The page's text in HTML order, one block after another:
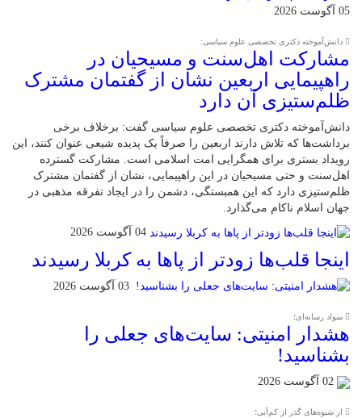
05 آگوست 2026
دانش‌آموخته دکتری تخصصی علوم سیاسی:
مشارکت اهل‌سنت و مسیحیان در
راهپیمایی اربعین نشان از گفتمان مشترک
ظلم‌ستیزی آن دارد
دانش‌آموخته دکتری تخصصی علوم سیاسی گفت: برخلاف برخی
برداشت‌ها که تلاش دارند اربعین را صرفاً یک پدیده شیعی عنوان کنند، این
رویداد بستری برای همگرایی امت اسلامی است. مشارکت گسترده
اهل‌سنت و حتی مسیحیان در این راهپیمایی، نشان از گفتمان مشترک
ظلم‌ستیزی دارد که این همبستگی، دشمن را در ایجاد تفرقه مذهبی در
جهان اسلام ناکام می‌گذارد.
04 آگوست 2026
اینجا قلب‌ها زودتر از پاها به کربلا رسیدند
03 آگوست 2026
سواد رسانه‌ای؛
هشدار امنیتی: سایت‌های جعلی را
بشناسید!
02 آگوست 2026
از شیوه‌های گذر از کم‌آبی؛